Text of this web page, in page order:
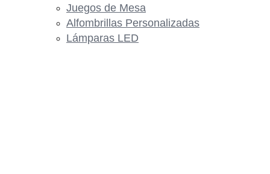
Juegos de Mesa
Alfombrillas Personalizadas
Lámparas LED